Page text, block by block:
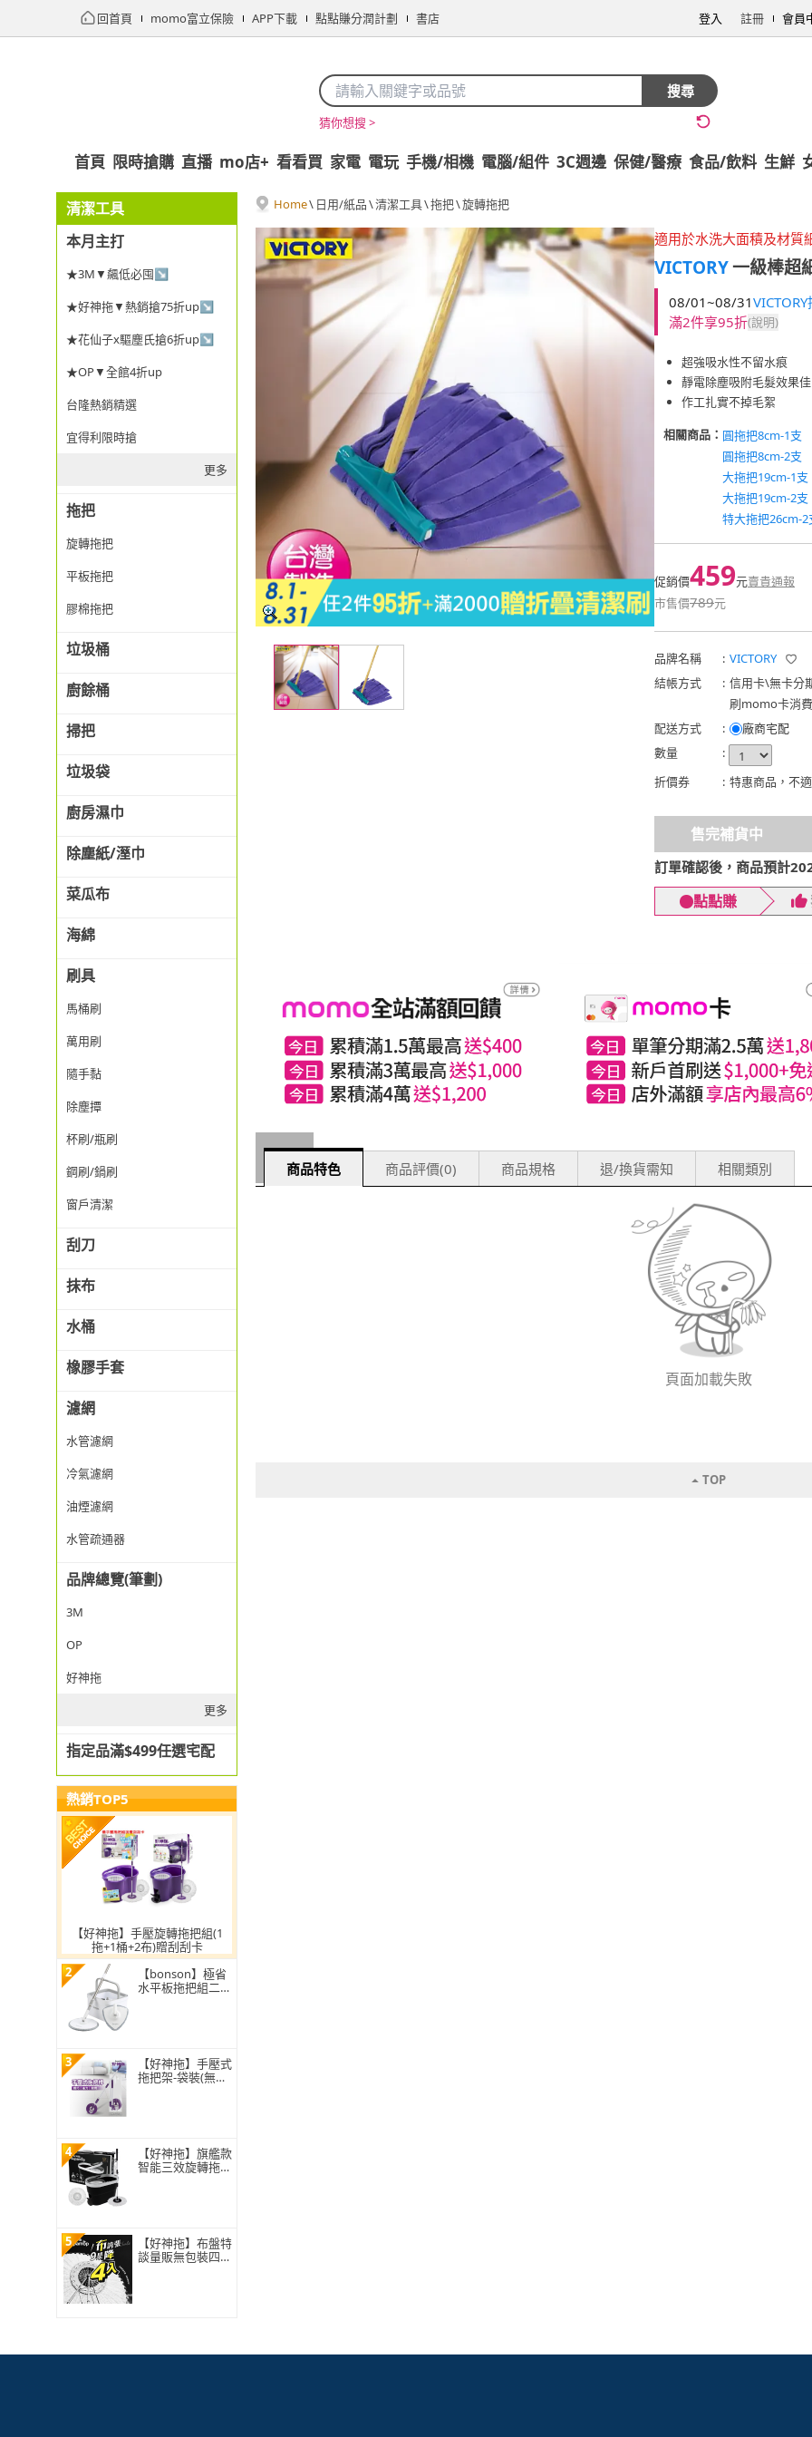
回首頁 momo富立保險 APP下載 點點賺分潤計劃 書店 登入 註冊 會員
搜尋
猜你想搜 >
首頁 限時搶購 直播 mo店+ 看看買 家電 電玩 手機/相機 電腦/組件 3C週邊 保健/醫療 食品/飲料 生鮮
清潔工具
本月主打
★3M▼飆低必囤↘
★好神拖▼熱銷搶75折up↘
★花仙子x驅塵氏搶6折up↘
★OP▼全館4折up
台隆熱銷精選
宜得利限時搶
更多
拖把
旋轉拖把
平板拖把
膠棉拖把
垃圾桶
廚餘桶
掃把
垃圾袋
廚房濕巾
除塵紙/溼巾
菜瓜布
海綿
刷具
馬桶刷
萬用刷
隨手黏
除塵撢
杯刷/瓶刷
鋼刷/鍋刷
窗戶清潔
刮刀
抹布
水桶
橡膠手套
濾網
水管濾網
冷氣濾網
油煙濾網
水管疏通器
品牌總覽(筆劃)
3M
OP
好神拖
更多
指定品滿$499任選宅配
熱銷TOP5
【好神拖】手壓旋轉拖把組(1
拖+1桶+2布)贈刮刮卡
2
【bonson】極省
水平板拖把組二代
3
【好神拖】手壓式
拖把架-袋裝(無附
4
【好神拖】旗艦款
智能三效旋轉拖把
5
【好神拖】布盤特
談量販無包裝四入
Home\ 日用/紙品\清潔工具\拖把\旋轉拖把
適用於水洗大面積及材質
VICTORY一級棒超
08/01~08/31
滿2件享95折(說明)
超強吸水性不留水痕
靜電除塵吸附毛髮效果佳
作工扎實不掉毛絮
相關商品： 圓拖把8cm-1支
圓拖把8cm-2支
大拖把19cm-1支
大拖把19cm-2支
特大拖把26cm-2
促銷價459元賣貴通報
市售價789元
品牌名稱 : VICTORY
結帳方式
: 信用卡\無卡分
刷momo卡消
配送方式
:
廠商宅配
數量
:
折價券
: 特惠商品，不
售完補貨中
訂單確認後，商品預計
點點賺
商品特色 商品評價(0) 商品規格 退/換貨需知 相關類別
頁面加載失敗
TOP